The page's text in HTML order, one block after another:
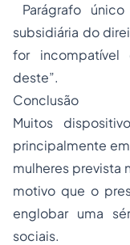
Parágrafo
subsidiária do
for incompatível
deste”.
Conclusão
Muitos
principalmente
mulheres prevista
motivo que o
englobar uma
sociais.